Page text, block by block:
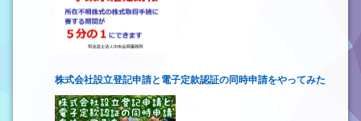
株式会社設立登記申請と電子定款認証の同時申請をやってみた